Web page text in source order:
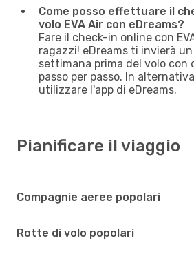
Come posso effettuare il
volo EVA Air con eDreams?
Fare il check-in online con
ragazzi! eDreams ti invierà
settimana prima del volo con
passo per passo. In
utilizzare l'app di eDreams.
Pianificare il viaggio
Compagnie aeree popolari
Rotte di volo popolari